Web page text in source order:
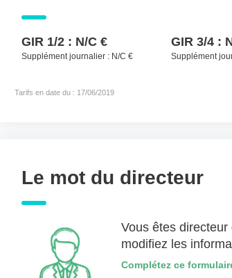
GIR 1/2 : N/C €
Supplément journalier : N/C €
GIR 3/4 :
Supplément
Tarifs en date du : 17/06/2019
Le mot du directeur
Vous êtes
modifiez les
Complétez ce